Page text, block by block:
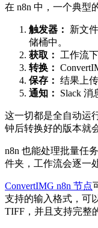
在 n8n 中，一个典型
触发器：
新文
储桶中。
获取：
工作流
转换：
保存： 结果上
通知：
Slack 消
这一切都是全自动运
钟后转换好的版本就
n8n 也能处理批量任
件夹，工作流会逐一
ConvertIMG n8n 节点
支持的输入格式，可
TIFF，并且支持完整